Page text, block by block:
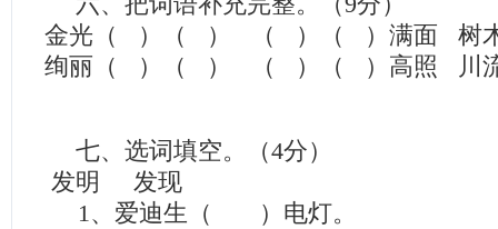
金光（ ）（ ） （ ）（ ）满面 树
绚丽（ ）（ ） （ ）（ ）高照 川
七、选词填空。（4分）
发明 发现
1、爱迪生（ ）电灯。